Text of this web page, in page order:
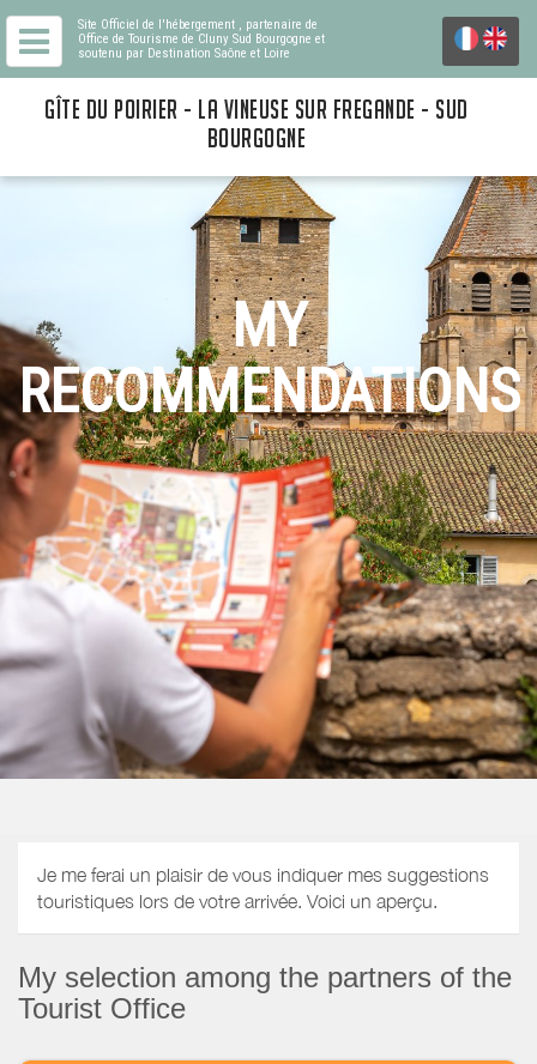
Site Officiel de l'hébergement , partenaire de
Office de Tourisme de Cluny Sud Bourgogne et
soutenu par Destination Saône et Loire
GÎTE DU POIRIER - LA VINEUSE SUR FREGANDE - SUD
BOURGOGNE
MY
RECOMMENDATIONS
Je me ferai un plaisir de vous indiquer mes suggestions
touristiques lors de votre arrivée. Voici un aperçu.
My selection among the partners of the
Tourist Office